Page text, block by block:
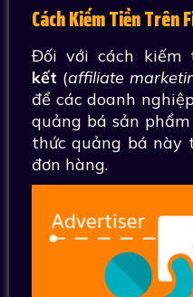
Cách Kiếm Tiền Trên
Đối với cách
kết (affiliate
để các doanh
quảng bá sản
thức quảng bá này
đơn hàng.